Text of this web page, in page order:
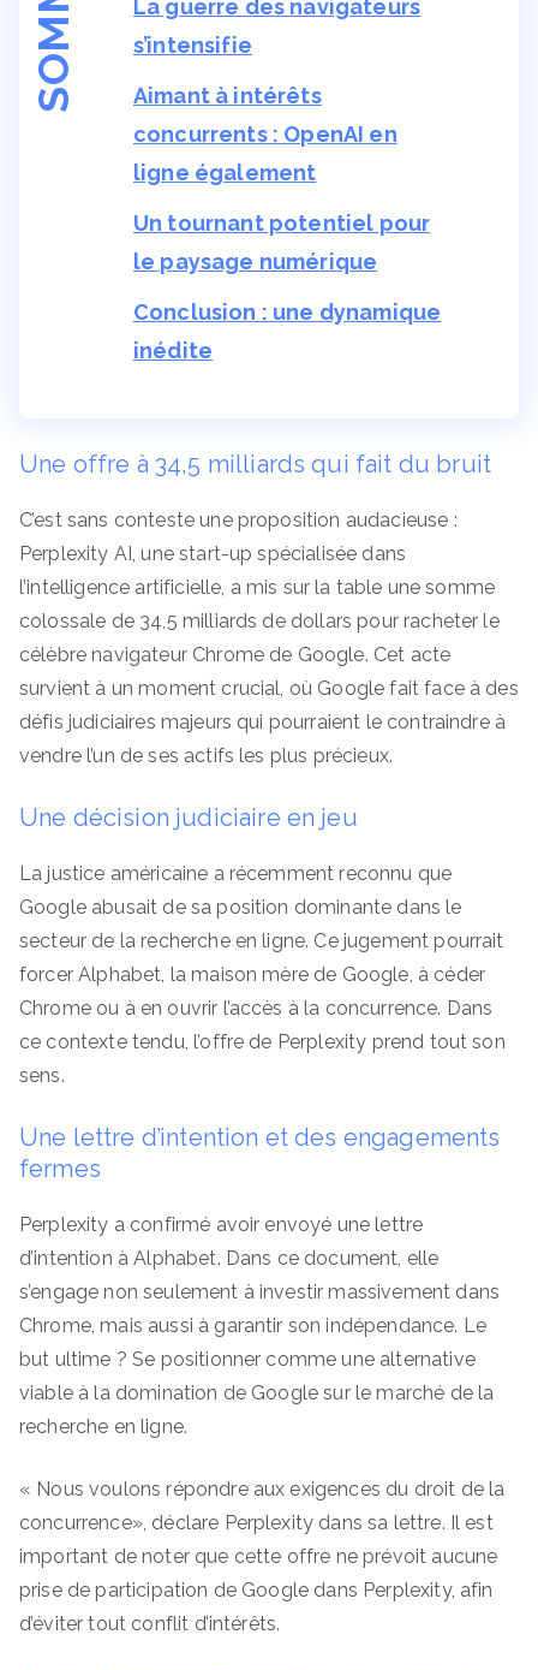
La guerre des navigateurs
s’intensifie
Aimant à intérêts
concurrents : OpenAI en
ligne également
Un tournant potentiel pour
le paysage numérique
Conclusion : une dynamique
inédite
Une offre à 34,5 milliards qui fait du bruit
C’est sans conteste une proposition audacieuse :
Perplexity AI, une start-up spécialisée dans
l’intelligence artificielle, a mis sur la table une somme
colossale de 34,5 milliards de dollars pour racheter le
célèbre navigateur Chrome de Google. Cet acte
survient à un moment crucial, où Google fait face à des
défis judiciaires majeurs qui pourraient le contraindre à
vendre l’un de ses actifs les plus précieux.
Une décision judiciaire en jeu
La justice américaine a récemment reconnu que
Google abusait de sa position dominante dans le
secteur de la recherche en ligne. Ce jugement pourrait
forcer Alphabet, la maison mère de Google, à céder
Chrome ou à en ouvrir l’accès à la concurrence. Dans
ce contexte tendu, l’offre de Perplexity prend tout son
sens.
Une lettre d’intention et des engagements
fermes
Perplexity a confirmé avoir envoyé une lettre
d’intention à Alphabet. Dans ce document, elle
s’engage non seulement à investir massivement dans
Chrome, mais aussi à garantir son indépendance. Le
but ultime ? Se positionner comme une alternative
viable à la domination de Google sur le marché de la
recherche en ligne.
« Nous voulons répondre aux exigences du droit de la
concurrence», déclare Perplexity dans sa lettre. Il est
important de noter que cette offre ne prévoit aucune
prise de participation de Google dans Perplexity, afin
d’éviter tout conflit d’intérêts.